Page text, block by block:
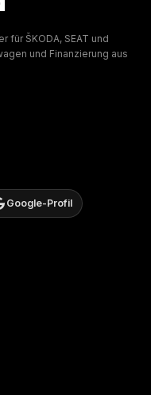
für ŠKODA, SEAT und
und Finanzierung aus
Google-Profil